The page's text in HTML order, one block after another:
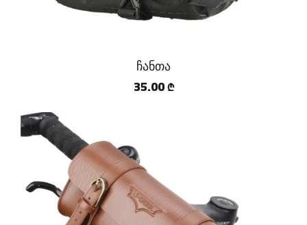
ჩანთა
35.00 ₾